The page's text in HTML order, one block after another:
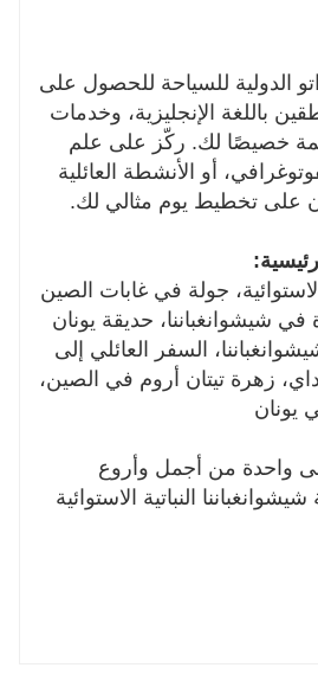
الدولية للسياحة للحصول على
باللغة الإنجليزية، وخدمات
خصيصًا لك. ركّز على علم
أو الأنشطة العائلية
على تخطيط يوم مثالي لك.
جولة في غابات الصين
في شيشوانغباننا، حديقة يونان
السفر العائلي إلى
زهرة تيتان أروم في الصين،
يونان
واحدة من أجمل وأروع
النباتية الاستوائية